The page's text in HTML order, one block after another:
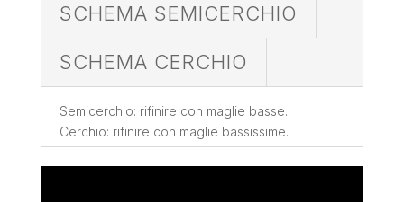
SCHEMA SEMICERCHIO
SCHEMA CERCHIO
Semicerchio: rifinire con maglie basse.
Cerchio: rifinire con maglie bassissime.